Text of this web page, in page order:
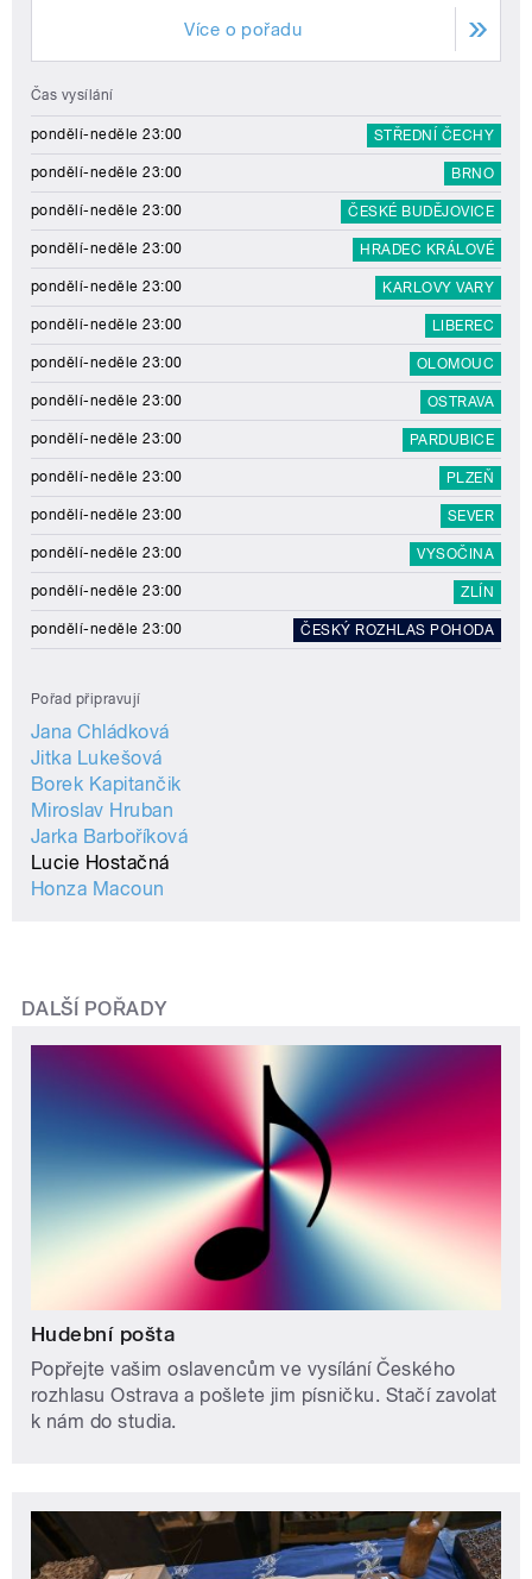
Více o pořadu
Čas vysílání
pondělí-neděle 23:00 STŘEDNÍ ČECHY
pondělí-neděle 23:00 BRNO
pondělí-neděle 23:00 ČESKÉ BUDĚJOVICE
pondělí-neděle 23:00 HRADEC KRÁLOVÉ
pondělí-neděle 23:00 KARLOVY VARY
pondělí-neděle 23:00 LIBEREC
pondělí-neděle 23:00 OLOMOUC
pondělí-neděle 23:00 OSTRAVA
pondělí-neděle 23:00 PARDUBICE
pondělí-neděle 23:00 PLZEŇ
pondělí-neděle 23:00 SEVER
pondělí-neděle 23:00 VYSOČINA
pondělí-neděle 23:00 ZLÍN
pondělí-neděle 23:00 ČESKÝ ROZHLAS POHODA
Pořad připravují
Jana Chládková
Jitka Lukešová
Borek Kapitančik
Miroslav Hruban
Jarka Barboříková
Lucie Hostačná
Honza Macoun
DALŠÍ POŘADY
Hudební pošta
Popřejte vašim oslavencům ve vysílání Českého
rozhlasu Ostrava a pošlete jim písničku. Stačí zavolat
k nám do studia.